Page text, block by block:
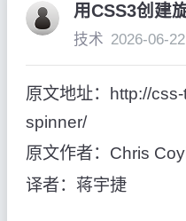
用CSS3创建
技术 2026-06-22
原文地址：http://
spinner/
原文作者：Chris
译者：蒋宇捷